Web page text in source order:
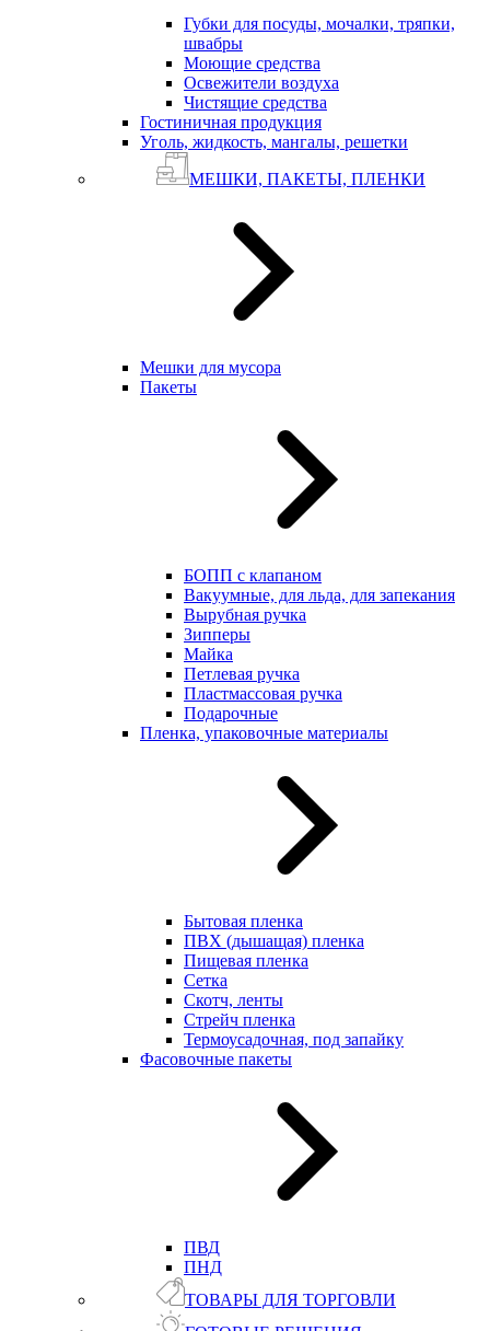
Губки для посуды, мочалки, тряпки,
швабры
Моющие средства
Освежители воздуха
Чистящие средства
Гостиничная продукция
Уголь, жидкость, мангалы, решетки
МЕШКИ, ПАКЕТЫ, ПЛЕНКИ
Мешки для мусора
Пакеты
БОПП с клапаном
Вакуумные, для льда, для запекания
Вырубная ручка
Зипперы
Майка
Петлевая ручка
Пластмассовая ручка
Подарочные
Пленка, упаковочные материалы
Бытовая пленка
ПВХ (дышащая) пленка
Пищевая пленка
Сетка
Скотч, ленты
Стрейч пленка
Термоусадочная, под запайку
Фасовочные пакеты
ПВД
ПНД
ТОВАРЫ ДЛЯ ТОРГОВЛИ